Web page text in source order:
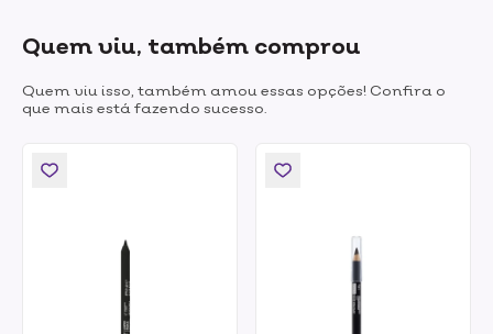
Quem viu, também comprou
Quem viu isso, também amou essas opções! Confira o
que mais está fazendo sucesso.